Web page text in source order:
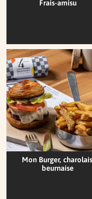
Frais-amisu
Mon Burger,
beurnaise